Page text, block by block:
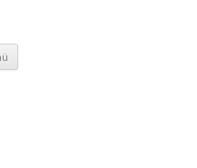
Springe
Inhalt